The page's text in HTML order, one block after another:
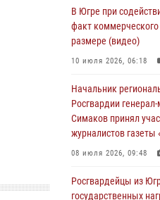
работы Росгвардии
06 августа 2026, 11:29
06 августа 2026, 11:28
Офицеры
правопорядка
армии Ивана
В Югре при силовой
В Югре при
факт
размере (видео)
10 июля 2026, 06:18
Начальник
Росгвардии
Симаков принял
журналистов
08 июля 2026, 09:48
Росгвардейцы из
государственных